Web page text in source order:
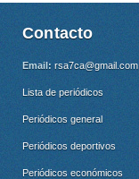
Contacto
Email: rsa7ca@gmail.com
Lista de periódicos
Periódicos general
Periódicos deportivos
Periódicos económicos